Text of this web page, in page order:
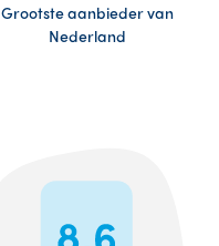
Grootste aanbieder van
Nederland